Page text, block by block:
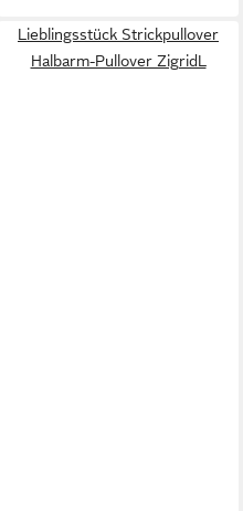
Lieblingsstück Strickpullover
Halbarm-Pullover ZigridL